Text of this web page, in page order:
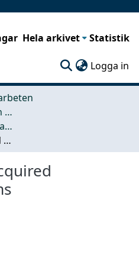
Hela arkivet Statistik
Logga in
Teknikens ekonomi och organisation
Examensarbeten för masterexamen
Integration of acquired consultancy firms